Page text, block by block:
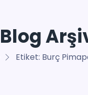
Blog
Etiket: Burç